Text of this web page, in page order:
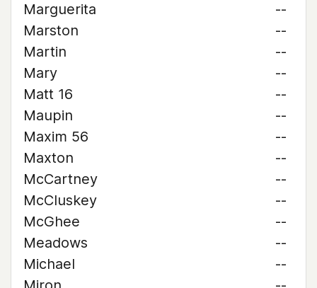
Marguerita
--
Marston
--
Martin
--
Mary
--
Matt 16
--
Maupin
--
Maxim 56
--
Maxton
--
McCartney
--
McCluskey
--
McGhee
--
Meadows
--
Michael
--